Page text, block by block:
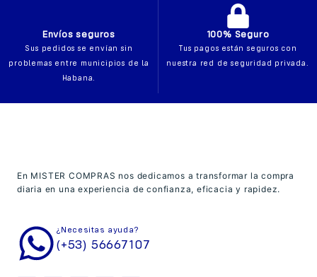
Envíos seguros
Sus pedidos se envían sin
problemas entre municipios de la
Habana.
100% Seguro
Tus pagos están seguros con
nuestra red de seguridad privada.
En MISTER COMPRAS nos dedicamos a transformar la compra
diaria en una experiencia de confianza, eficacia y rapidez.
¿Necesitas ayuda?
(+53) 56667107